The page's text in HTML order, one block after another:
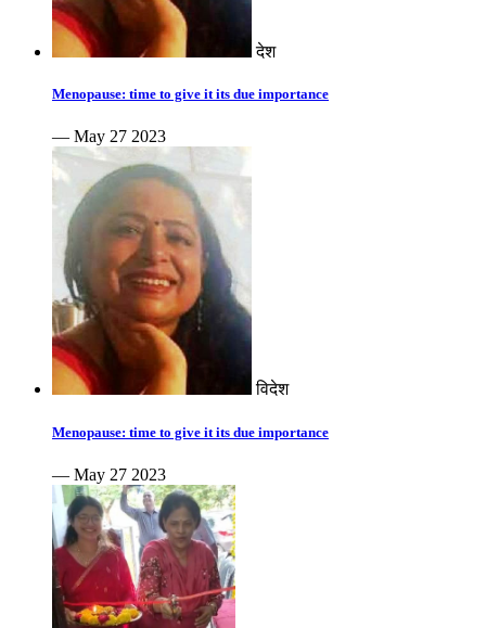
देश
Menopause: time to give it its due importance
— May 27 2023
विदेश
Menopause: time to give it its due importance
— May 27 2023